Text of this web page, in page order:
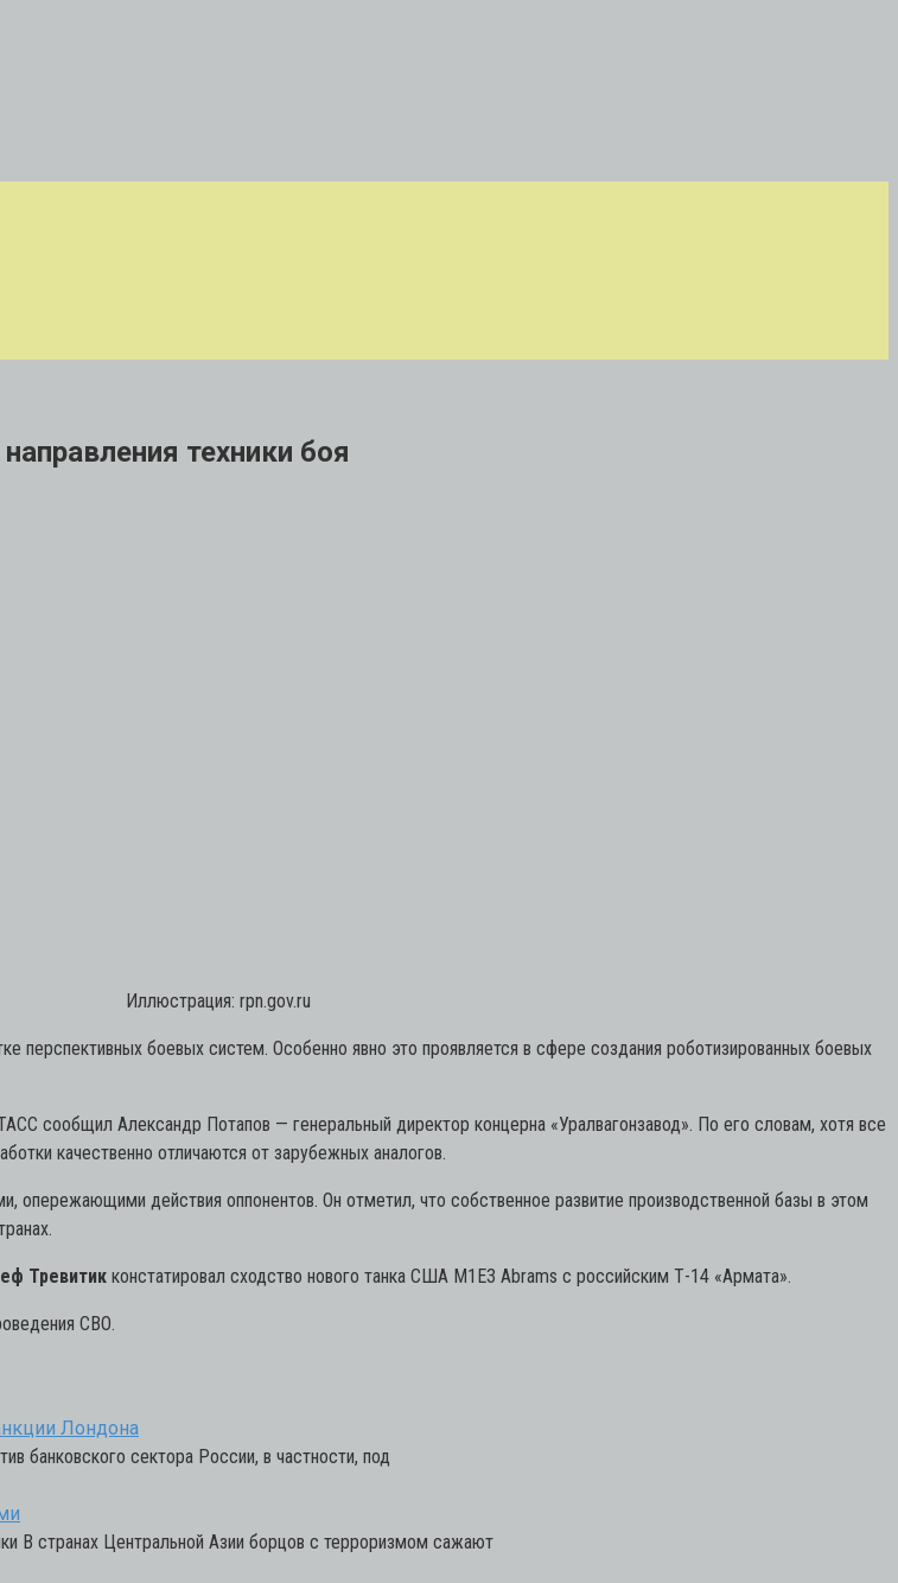
техники боя
Иллюстрация: rpn.gov.ru
боевых систем. Особенно явно это проявляется в сфере создания роботизированных боевых
сообщил Александр Потапов — генеральный директор концерна «Уралвагонзавод». По его словам, хотя все
качественно отличаются от зарубежных аналогов.
опережающими действия оппонентов. Он отметил, что собственное развитие производственной базы в этом
Тревитик констатировал сходство нового танка США M1E3 Abrams с российским Т-14 «Армата».
СВО.
Лондона
банковского сектора России, в частности, под
В странах Центральной Азии борцов с терроризмом сажают